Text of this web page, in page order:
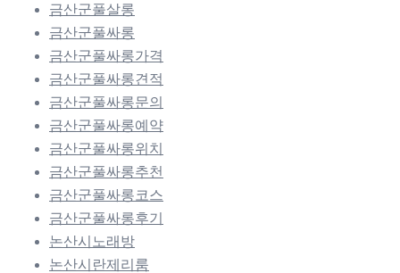
금산군풀살롱
금산군풀싸롱
금산군풀싸롱가격
금산군풀싸롱견적
금산군풀싸롱문의
금산군풀싸롱예약
금산군풀싸롱위치
금산군풀싸롱추천
금산군풀싸롱코스
금산군풀싸롱후기
논산시노래방
논산시란제리룸